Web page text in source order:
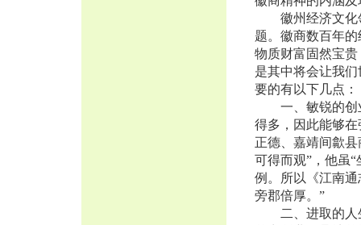
徽州经济文化领
题。徽商数百年
物质财富固然宝
是其中将会让我
要的有以下几点：
一、敏锐的创业
得多，因此能够
正德、嘉靖间歙
可得而观”，他虽
例。所以《江南
旁郡倍厚。”
二、进取的人生